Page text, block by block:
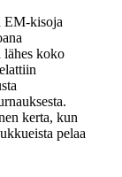
EM-kisoja
lähes koko
kerta, kun
pelaa